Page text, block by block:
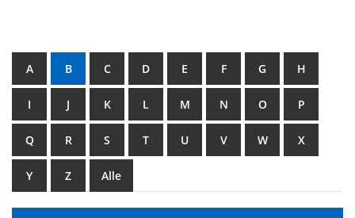
A B C D E F G H
I J K L M N O P
Q R S T U V W X
Y Z Alle